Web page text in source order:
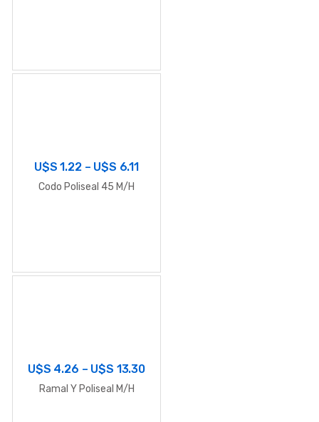
U$S1.22– U$S 6.11
Codo Poliseal 45 M/H
U$S 4.26 – U$S 13.30
Ramal Y Poliseal M/H